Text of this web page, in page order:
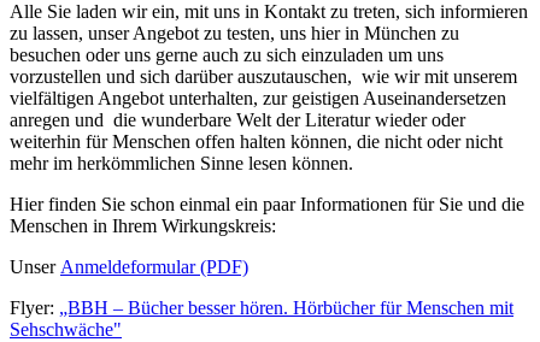
Alle Sie laden wir ein, mit uns in Kontakt zu treten, sich informieren
zu lassen, unser Angebot zu testen, uns hier in München zu
besuchen oder uns gerne auch zu sich einzuladen um uns
vorzustellen und sich darüber auszutauschen, wie wir mit unserem
vielfältigen Angebot unterhalten, zur geistigen Auseinandersetzen
anregen und die wunderbare Welt der Literatur wieder oder
weiterhin für Menschen offen halten können, die nicht oder nicht
mehr im herkömmlichen Sinne lesen können.
Hier finden Sie schon einmal ein paar Informationen für Sie und die
Menschen in Ihrem Wirkungskreis:
UnserAnmeldeformular (PDF)
Flyer: „BBH – Bücher besser hören. Hörbücher für Menschen mit
Sehschwäche"